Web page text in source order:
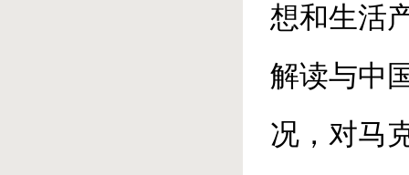
想和生活
解读与中
况，对马